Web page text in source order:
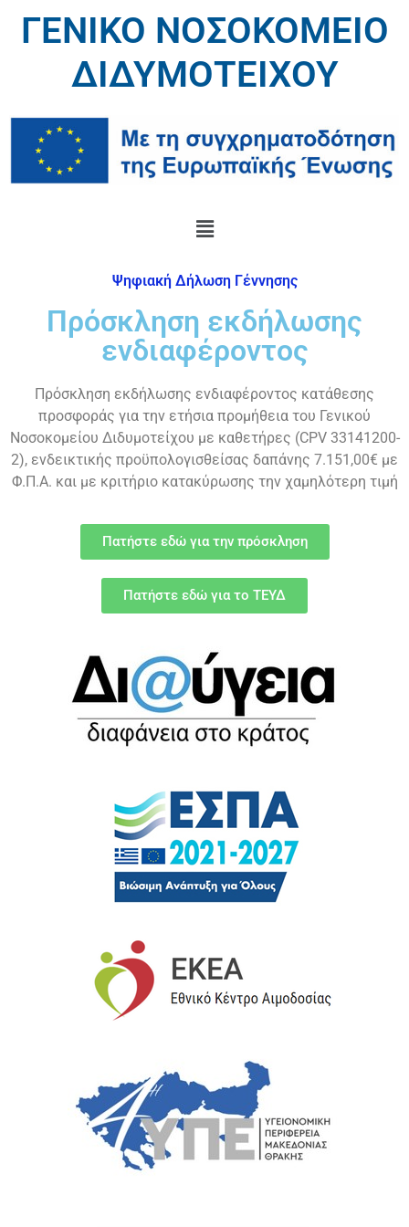
ΓΕΝΙΚΟ ΝΟΣΟΚΟΜΕΙΟ
ΔΙΔΥΜΟΤΕΙΧΟΥ
Ψηφιακή Δήλωση Γέννησης
Πρόσκληση εκδήλωσης
ενδιαφέροντος
Πρόσκληση εκδήλωσης ενδιαφέροντος κατάθεσης
προσφοράς για την ετήσια προμήθεια του Γενικού
Νοσοκομείου Διδυμοτείχου με καθετήρες (CPV 33141200-
2), ενδεικτικής προϋπολογισθείσας δαπάνης 7.151,00€ με
Φ.Π.Α. και με κριτήριο κατακύρωσης την χαμηλότερη τιμή
Πατήστε εδώ για την πρόσκληση
Πατήστε εδώ για το ΤΕΥΔ